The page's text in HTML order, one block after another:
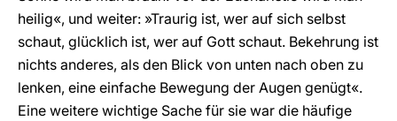
heilig«, und weiter: »Traurig ist, wer auf sich selbst
schaut, glücklich ist, wer auf Gott schaut. Bekehrung ist
nichts anderes, als den Blick von unten nach oben zu
lenken, eine einfache Bewegung der Augen genügt«.
Eine weitere wichtige Sache für sie war die häufige